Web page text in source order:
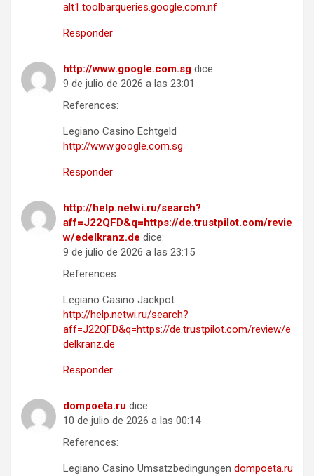
alt1.toolbarqueries.google.com.nf
Responder
http://www.google.com.sg dice:
9 de julio de 2026 a las 23:01
References:
Legiano Casino Echtgeld
http://www.google.com.sg
Responder
http://help.netwi.ru/search?
aff=J22QFD&q=https://de.trustpilot.com/revie
w/edelkranz.de dice:
9 de julio de 2026 a las 23:15
References:
Legiano Casino Jackpot
http://help.netwi.ru/search?
aff=J22QFD&q=https://de.trustpilot.com/review/e
delkranz.de
Responder
dompoeta.ru dice:
10 de julio de 2026 a las 00:14
References:
Legiano Casino Umsatzbedingungen dompoeta.ru